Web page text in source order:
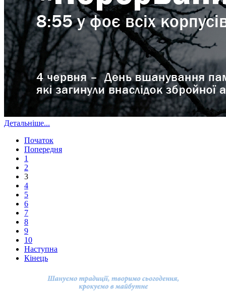
Детальніше...
Початок
Попередня
1
2
3
4
5
6
7
8
9
10
Наступна
Кінець